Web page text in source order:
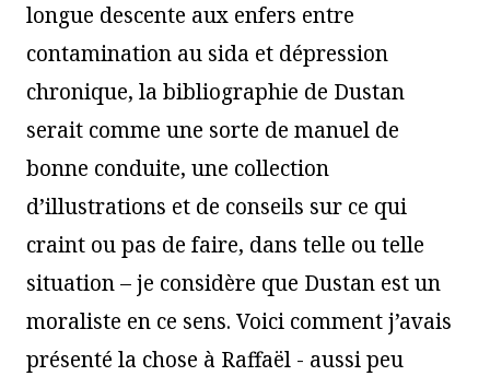
longue descente aux enfers entre
contamination au sida et dépression
chronique, la bibliographie de Dustan
serait comme une sorte de manuel de
bonne conduite, une collection
d’illustrations et de conseils sur ce qui
craint ou pas de faire, dans telle ou telle
situation – je considère que Dustan est un
moraliste en ce sens. Voici comment j’avais
présenté la chose à Raffaël - aussi peu